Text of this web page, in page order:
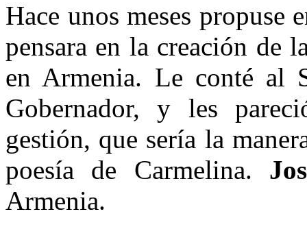
Hace unos meses propuse
pensara en la creación de
en Armenia. Le conté al
Gobernador, y les
gestión, que sería la
poesía de Carmelina.
Armenia.